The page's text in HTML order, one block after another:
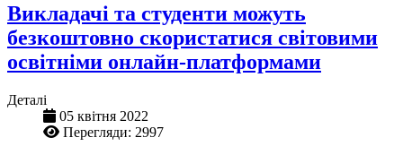
Викладачі та студенти можуть
безкоштовно скористатися світовими
освітніми онлайн-платформами
Деталі
05 квітня 2022
Перегляди: 2997